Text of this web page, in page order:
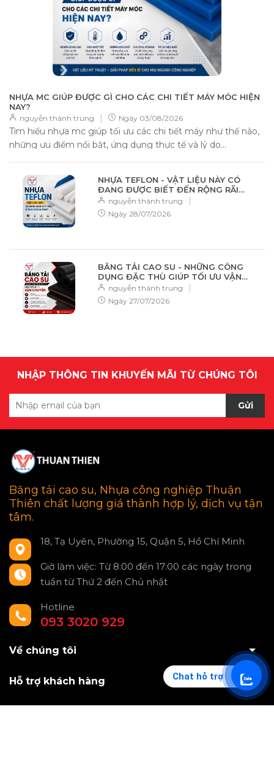
NHỰA MC GIÚP ĐƯỢC GÌ CHO CÁC CHI TIẾT MÁY MÓC HIỆN
NAY?
nguyễn thành trung | Ngày 03/08/2026
Tìm hiểu nhựa mc giúp tối ưu các chi tiết máy như thế nào,
những ưu điểm nổi bật, ứng dụng thực tế và lý do...
NHỰA TEFLON - VẬT LIỆU NÀY CÓ
ĐANG ĐƯỢC BIẾT ĐẾN RỘNG RÃI
KHÔNG?
nguyễn thành trung |
Ngày 28/07/2026
BĂNG TẢI CAO SU - NHỮNG CÔNG
DỤNG ĐẶC THÙ GIÚP TỐI ƯU VẬN
CHUYỂN
nguyễn thành trung |
Ngày 27/07/2026
NHẬP THÔNG TIN KHUYẾN MÃI TỪ CHÚNG TÔI
Gửi
Băng tải cao su, Nhựa công nghiệp Thuận
Thiên chất lượng giá thành hợp lý, dịch vụ tận
tâm.
18, Tạ Uyên, Phường 15, Quận 5, Hồ Chí Minh
Giờ làm việc: Từ 8:00 đến 17:00 các ngày trong
tuần từ Thứ 2 đến Chủ nhật
Hotline
093 3020 929
Về chúng tôi
Hỗ trợ khách hàng Chat hỗ trợ